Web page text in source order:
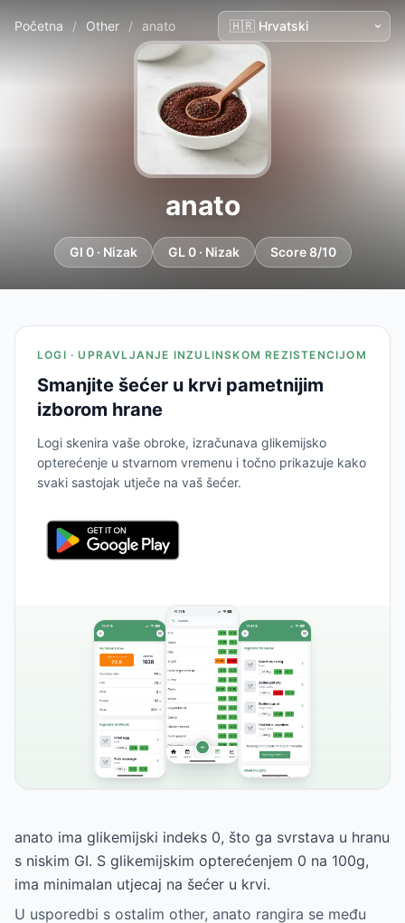
Početna / Other / anato
anato
GI 0 · Nizak GL 0 · Nizak Score 8/10
LOGI · UPRAVLJANJE INZULINSKOM REZISTENCIJOM
Smanjite šećer u krvi pametnijim
izborom hrane
Logi skenira vaše obroke, izračunava glikemijsko
opterećenje u stvarnom vremenu i točno prikazuje kako
svaki sastojak utječe na vaš šećer.
anato ima glikemijski indeks 0, što ga svrstava u hranu
s niskim GI. S glikemijskim opterećenjem 0 na 100g,
ima minimalan utjecaj na šećer u krvi.
U usporedbi s ostalim other, anato rangira se među